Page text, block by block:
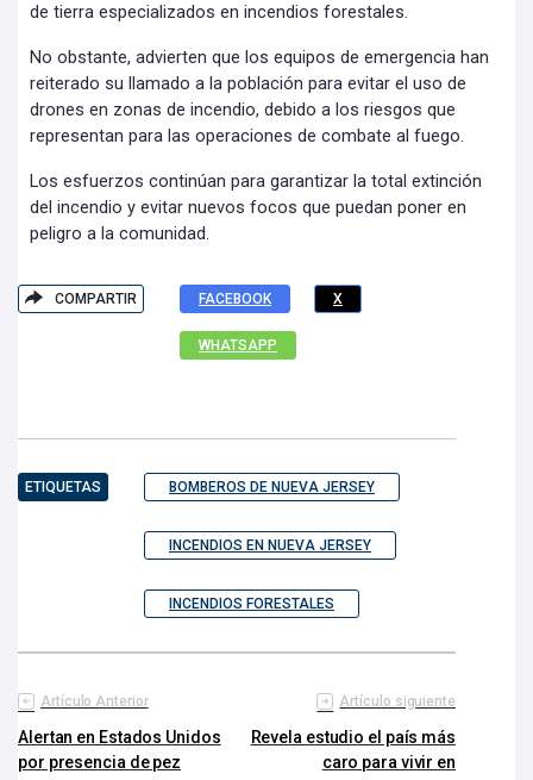
de tierra especializados en incendios forestales.
No obstante, advierten que los equipos de emergencia han
reiterado su llamado a la población para evitar el uso de
drones en zonas de incendio, debido a los riesgos que
representan para las operaciones de combate al fuego.
Los esfuerzos continúan para garantizar la total extinción
del incendio y evitar nuevos focos que puedan poner en
peligro a la comunidad.
COMPARTIR FACEBOOK X
WHATSAPP
ETIQUETAS BOMBEROS DE NUEVA JERSEY
INCENDIOS EN NUEVA JERSEY
INCENDIOS FORESTALES
Artículo Anterior
Alertan en Estados Unidos
por presencia de pez
Artículo siguiente
Revela estudio el país más
caro para vivir en